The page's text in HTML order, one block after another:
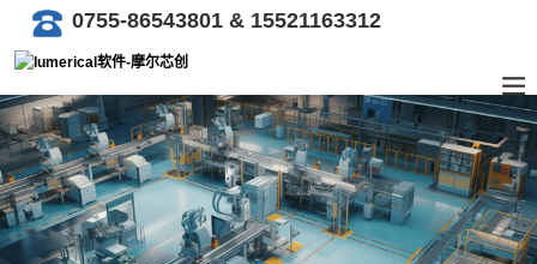
0755-86543801 & 15521163312